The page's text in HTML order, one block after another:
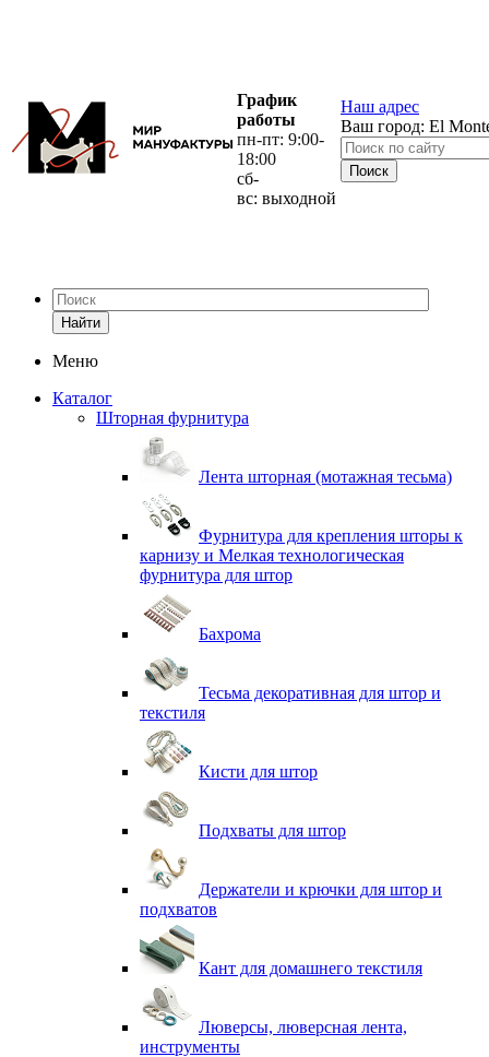
График
работы
пн-пт: 9:00-
18:00
сб-
вс: выходной
Наш адрес
Ваш город: El
Найти
Меню
Каталог
Шторная фурнитура
Лента шторная (мотажная тесьма)
Фурнитура для крепления шторы к
карнизу и Мелкая технологическая
фурнитура для штор
Бахрома
Тесьма декоративная для штор и
текстиля
Кисти для штор
Подхваты для штор
Держатели и крючки для штор и
подхватов
Кант для домашнего текстиля
Люверсы, люверсная лента,
инструменты